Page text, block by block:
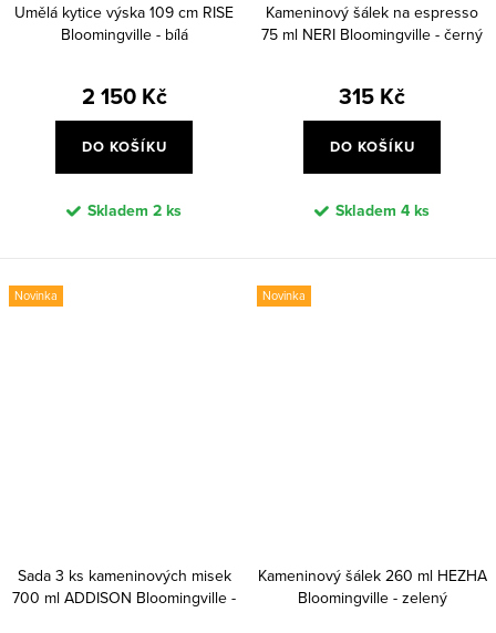
Umělá kytice výska 109 cm RISE
Bloomingville - bílá
2 150 Kč
DO KOŠÍKU
Skladem 2 ks
Kameninový šálek na espresso
75 ml NERI Bloomingville - černý
315 Kč
DO KOŠÍKU
Skladem 4 ks
Novinka
Sada 3 ks kameninových misek
700 ml ADDISON Bloomingville -
Novinka
Kameninový šálek 260 ml HEZHA
Bloomingville - zelený